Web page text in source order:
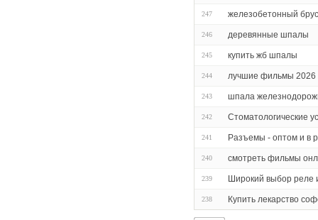
247 железобетонный
246 деревянные шпалы
245 купить жб шпалы
244 лучшие фильмы 2026
243 шпала
242 Стоматологические
241 Разъемы - оптом и в
240 смотреть фильмы
239 Широкий выбор реле
238 Купить лекарство